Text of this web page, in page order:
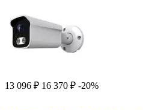
13 096 ₽ 16 370 ₽ -20%